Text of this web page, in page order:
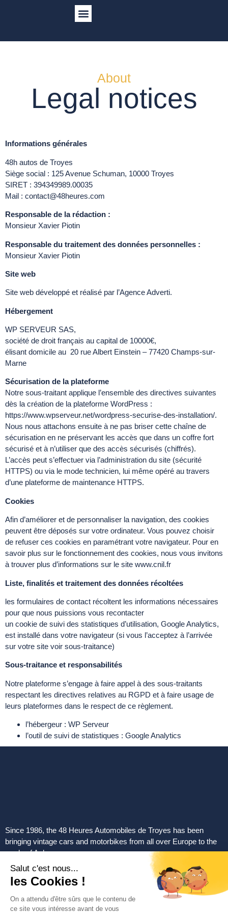
About
Legal notices
Informations générales
48h autos de Troyes
Siège social : 125 Avenue Schuman, 10000 Troyes
SIRET : 394349989.00035
Mail : contact@48heures.com
Responsable de la rédaction :
Monsieur Xavier Piotin
Responsable du traitement des données personnelles :
Monsieur Xavier Piotin
Site web
Site web développé et réalisé par l’Agence Adverti.
Hébergement
WP SERVEUR SAS,
société de droit français au capital de 10000€,
élisant domicile au 20 rue Albert Einstein – 77420 Champs-sur-
Marne
Sécurisation de la plateforme
Notre sous-traitant applique l’ensemble des directives suivantes
dès la création de la plateforme WordPress :
https://www.wpserveur.net/wordpress-securise-des-installation/.
Nous nous attachons ensuite à ne pas briser cette chaîne de
sécurisation en ne préservant les accès que dans un coffre fort
sécurisé et à n’utiliser que des accès sécurisés (chiffrés).
L’accès peut s’effectuer via l’administration du site (sécurité
HTTPS) ou via le mode technicien, lui même opéré au travers
d’une plateforme de maintenance HTTPS.
Cookies
Afin d’améliorer et de personnaliser la navigation, des cookies
peuvent être déposés sur votre ordinateur. Vous pouvez choisir
de refuser ces cookies en paramétrant votre navigateur. Pour en
savoir plus sur le fonctionnement des cookies, nous vous invitons
à trouver plus d’informations sur le site www.cnil.fr
Liste, finalités et traitement des données récoltées
les formulaires de contact récoltent les informations nécessaires
pour que nous puissions vous recontacter
un cookie de suivi des statistiques d’utilisation, Google Analytics,
est installé dans votre navigateur (si vous l’acceptez à l’arrivée
sur votre site voir sous-traitance)
Sous-traitance et responsabilités
Notre plateforme s’engage à faire appel à des sous-traitants
respectant les directives relatives au RGPD et à faire usage de
leurs plateformes dans le respect de ce règlement.
l’hébergeur : WP Serveur
l’outil de suivi de statistiques : Google Analytics
Since 1986, the 48 Heures Automobiles de Troyes has been
bringing vintage cars and motorbikes from all over Europe to the
roads of Aube.
Quick access
Home
Previous editions